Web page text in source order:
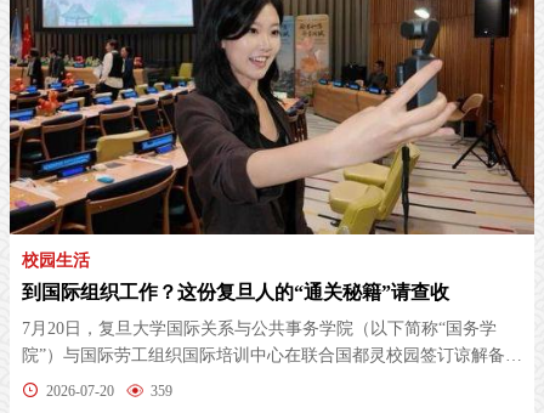
校园生活
到国际组织工作？这份复旦人的“通关秘籍”请查收 ​
​7月20日，复旦大学国际关系与公共事务学院（以下简称“国务学
院”）与国际劳工组织国际培训中心在联合国都灵校园签订谅解备忘
录。2026-07-20 359